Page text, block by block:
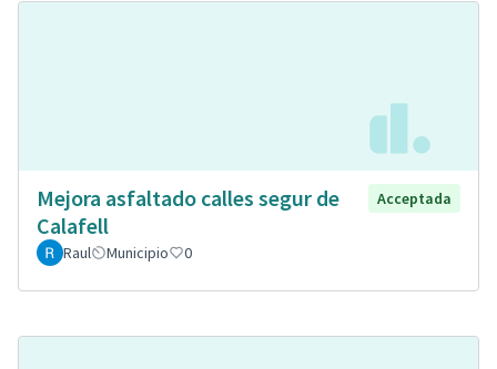
Mejora asfaltado calles segur de
Calafell
Acceptada
Raul Municipio 0